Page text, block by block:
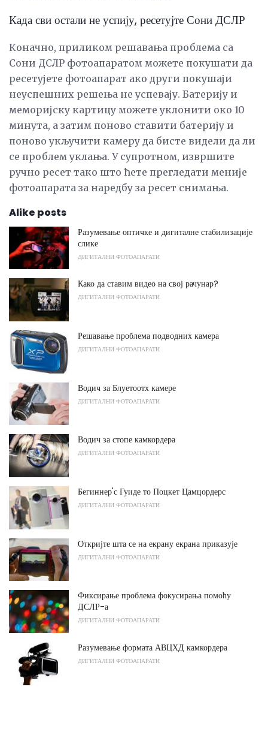
Када сви остали не успију, ресетујте Сони ДСЛР
Коначно, приликом решавања проблема са
Сони ДСЛР фотоапаратом можете покушати да
ресетујете фотоапарат ако други покушаји
неуспешних решења не успевају. Батерију и
меморијску картицу можете уклонити око 10
минута, а затим поново ставити батерију и
поново укључити камеру да бисте видели да ли
се проблем уклања. У супротном, извршите
ручно ресет тако што ћете прегледати меније
фотоапарата за наредбу за ресет снимања.
Alike posts
Разумевање оптичке и дигиталне стабилизације
слике
ДИГИТАЛНИ ФОТОАПАРАТИ
Како да ставим видео на свој рачунар?
ДИГИТАЛНИ ФОТОАПАРАТИ
Решавање проблема подводних камера
ДИГИТАЛНИ ФОТОАПАРАТИ
Водич за Блуетоотх камере
ДИГИТАЛНИ ФОТОАПАРАТИ
Водич за стопе камкордера
ДИГИТАЛНИ ФОТОАПАРАТИ
Бегиннер'с Гуиде то Поцкет Цамцордерс
ДИГИТАЛНИ ФОТОАПАРАТИ
Откријте шта се на екрану екрана приказује
ДИГИТАЛНИ ФОТОАПАРАТИ
Фиксирање проблема фокусирања помоћу
ДСЛР-а
ДИГИТАЛНИ ФОТОАПАРАТИ
Разумевање формата АВЦХД камкордера
ДИГИТАЛНИ ФОТОАПАРАТИ